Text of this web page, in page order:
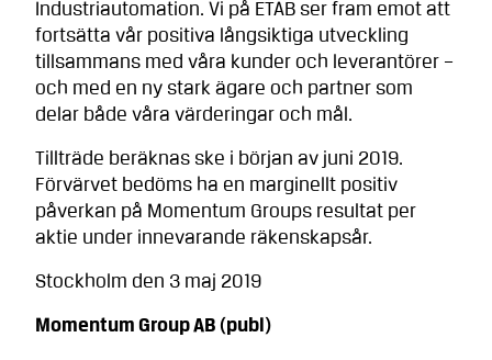
Industriautomation. Vi på ETAB ser fram emot att
fortsätta vår positiva långsiktiga utveckling
tillsammans med våra kunder och leverantörer –
och med en ny stark ägare och partner som
delar både våra värderingar och mål.
Tillträde beräknas ske i början av juni 2019.
Förvärvet bedöms ha en marginellt positiv
påverkan på Momentum Groups resultat per
aktie under innevarande räkenskapsår.
Stockholm den 3 maj 2019
Momentum Group AB (publ)